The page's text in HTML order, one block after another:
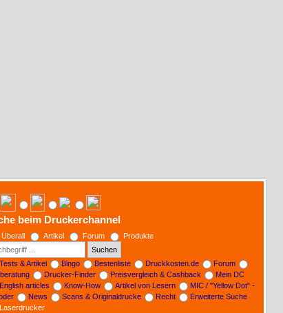
beim Druckerchannel
Überall Artikel Forum
Produkte
Suchen
Tests & Artikel
Bingo Bestenliste Druckkosten.de
Forum
Drucker-Finder Preisvergleich & Cashback
Mein DC
English articles
Know-How Artikel von Lesern
MIC / "Yellow Dot" -
News Scans & Originaldrucke Recht
Erweiterte Suche
Laserdrucker